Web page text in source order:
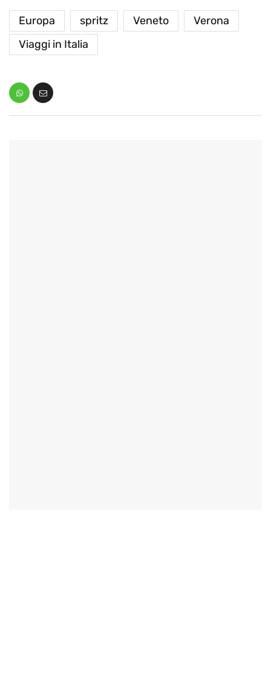
Europa spritz Veneto
Verona
Viaggi in Italia